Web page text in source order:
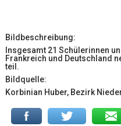
Bildbeschreibung:
Insgesamt 21 Schülerinnen
Frankreich und Deutschland
teil.
Bildquelle:
Korbinian Huber, Bezirk